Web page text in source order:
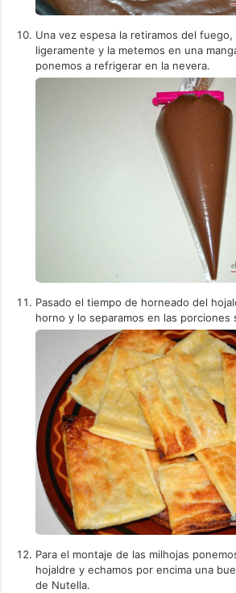
Una vez espesa la retiramos del
ligeramente y la metemos en una
ponemos a refrigerar en la nevera.
Pasado el tiempo de horneado del
horno y lo separamos en las porciones
Para el montaje de las milhojas
hojaldre y echamos por encima una
de Nutella.